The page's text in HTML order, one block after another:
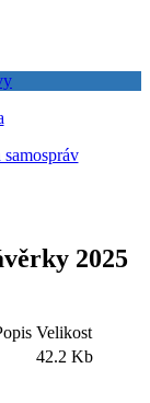
2025
Velikost
42.2 Kb